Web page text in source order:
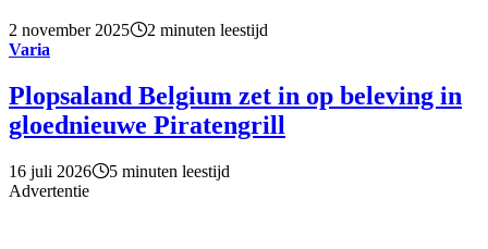
2 november 2025
2 minuten leestijd
Varia
Plopsaland Belgium zet in op beleving in
gloednieuwe Piratengrill
16 juli 2026
5 minuten leestijd
Advertentie